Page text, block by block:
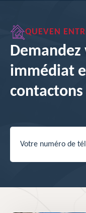
QUEVEN
immédiat